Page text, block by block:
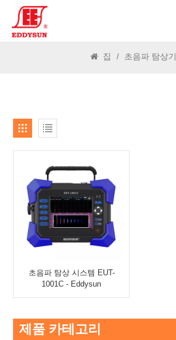
집 / 초음파 탐상기
초음파 탐상 시스템 EUT-
1001C - Eddysun
제품 카테고리